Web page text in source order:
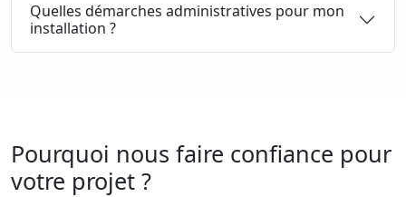
Quelles démarches administratives pour mon
installation ?
Pourquoi nous faire confiance pour
votre projet ?